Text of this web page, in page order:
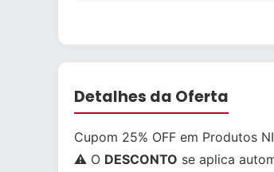
Detalhes da Oferta
Cupom 25% OFF em Produtos
⚠️ O DESCONTO se aplica